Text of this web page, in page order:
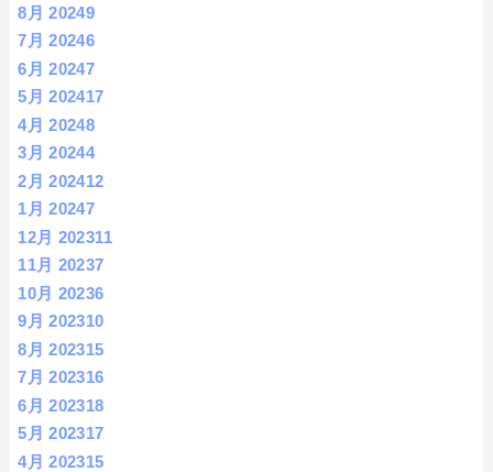
8月 20249
7月 20246
6月 20247
5月 202417
4月 20248
3月 20244
2月 202412
1月 20247
12月 202311
11月 20237
10月 20236
9月 202310
8月 202315
7月 202316
6月 202318
5月 202317
4月 202315